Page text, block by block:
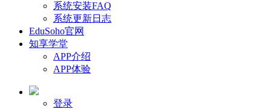
系统安装FAQ
系统更新日志
EduSoho官网
知享学堂
APP介绍
APP体验
登录